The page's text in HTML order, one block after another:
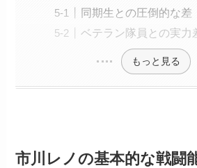
同期生との圧倒的な差
ベテラン隊員との実力
もっと見る
市川レノの基本的な戦闘